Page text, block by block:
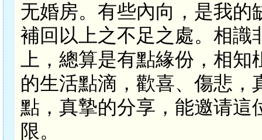
无婚房。有些內向，是我的
補回以上之不足之處。相識
上，總算是有點緣份，相
的生活點滴，歡喜、傷悲
點，真摯的分享，能邀请這
限。